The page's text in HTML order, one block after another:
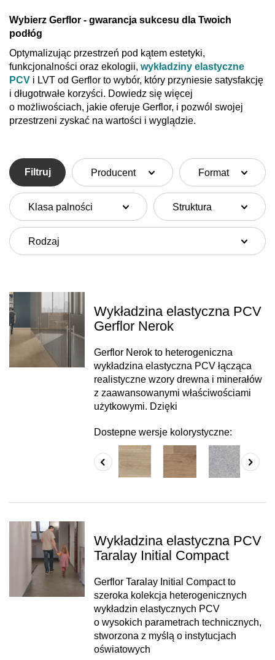
Wybierz Gerflor - gwarancja sukcesu dla Twoich
podłóg
Optymalizując przestrzeń pod kątem estetyki,
funkcjonalności oraz ekologii, wykładziny elastyczne
PCV i LVT od Gerflor to wybór, który przyniesie satysfakcję
i długotrwałe korzyści. Dowiedz się więcej
o możliwościach, jakie oferuje Gerflor, i pozwól swojej
przestrzeni zyskać na wartości i wyglądzie.
Filtruj Producent Format
Klasa palności Struktura
Rodzaj
Wykładzina elastyczna PCV
Gerflor Nerok
Gerflor Nerok to heterogeniczna
wykładzina elastyczna PCV łącząca
realistyczne wzory drewna i minerałów
z zaawansowanymi właściwościami
użytkowymi. Dzięki
Dostepne wersje kolorystyczne:
Wykładzina elastyczna PCV
Taralay Initial Compact
Gerflor Taralay Initial Compact to
szeroka kolekcja heterogenicznych
wykładzin elastycznych PCV
o wysokich parametrach technicznych,
stworzona z myślą o instytucjach
oświatowych